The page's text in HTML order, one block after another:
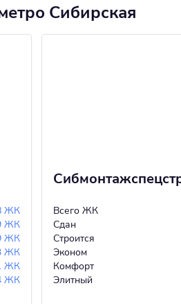
Сибирская
ЖК
ЖК
ЖК
ЖК
ЖК
ЖК
Всего ЖК
Сдан
Строится
Эконом
Комфорт
Элитный